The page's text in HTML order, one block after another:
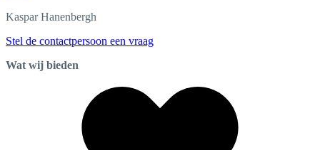
Kaspar Hanenbergh
Stel de contactpersoon een vraag
Wat wij bieden